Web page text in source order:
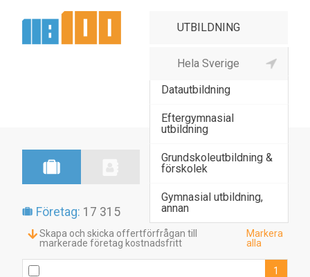
Arbetsmarknadsutbildning
Datautbildning
Eftergymnasial
utbildning
Grundskoleutbildning &
förskolek
Gymnasial utbildning,
annan
Företag: 17 315
Skapa och skicka offertförfrågan till
markerade företag kostnadsfritt
Markera
alla
1